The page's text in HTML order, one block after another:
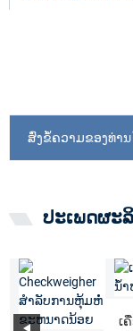
ສົ່ງຂໍ້ຄວາມຂອງທ່ານ
ປະເພດຜະ
ເ